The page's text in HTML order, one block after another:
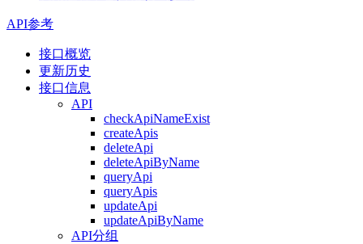
API参考
接口概览
更新历史
接口信息
API
checkApiNameExist
createApis
deleteApi
deleteApiByName
queryApi
queryApis
updateApi
updateApiByName
API分组